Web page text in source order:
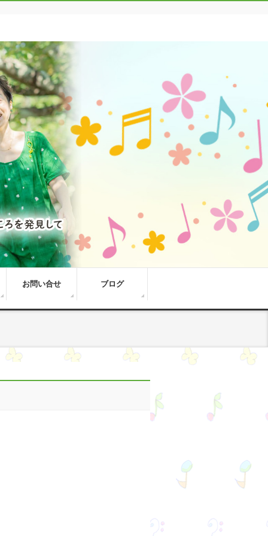
お問い合せ ブログ